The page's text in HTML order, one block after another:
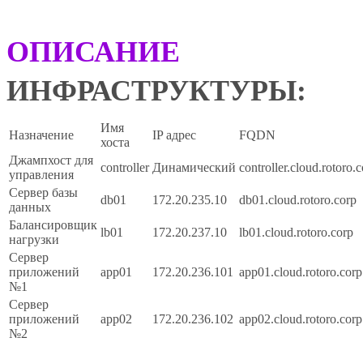
ОПИСАНИЕ
ИНФРАСТРУКТУРЫ:
Назначение
Имя
хоста
IP адрес
FQDN
Джампхост для
управления
controller Динамический
Сервер базы
данных
db01 172.20.235.10
db01.cloud.rotoro.corp
Балансировщик
нагрузки
lb01 172.20.237.10
lb01.cloud.rotoro.corp
Сервер
приложений
№1
app01 172.20.236.101 app01.cloud.rotoro.corp
Сервер
приложений
№2
app02 172.20.236.102 app02.cloud.rotoro.corp